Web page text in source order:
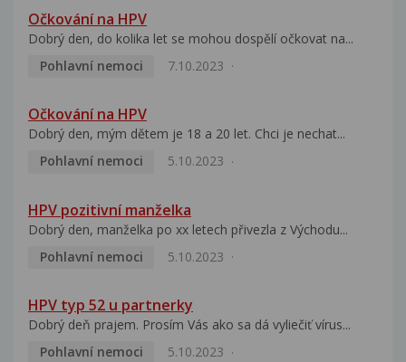
Očkování na HPV
Dobrý den, do kolika let se mohou dospělí očkovat na...
Pohlavní nemoci
7.10.2023
Očkování na HPV
Dobrý den, mým dětem je 18 a 20 let. Chci je nechat...
Pohlavní nemoci
5.10.2023
HPV pozitivní manželka
Dobrý den, manželka po xx letech přivezla z Východu...
Pohlavní nemoci
5.10.2023
HPV typ 52 u partnerky
Dobrý deň prajem. Prosím Vás ako sa dá vyliečiť vírus...
Pohlavní nemoci
5.10.2023